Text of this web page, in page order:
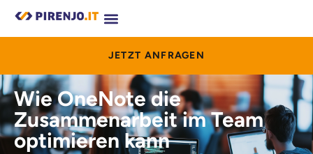
JETZT ANFRAGEN
Wie OneNote die
Zusammenarbeit im Team
optimieren kann